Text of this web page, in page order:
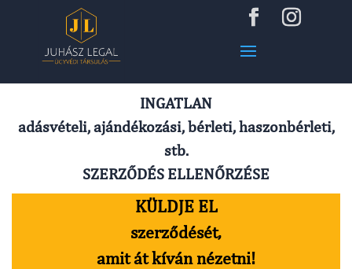
INGATLAN
adásvételi, ajándékozási, bérleti, haszonbérleti,
stb.
SZERZŐDÉS ELLENŐRZÉSE
KÜLDJE EL
szerződését,
amit át kíván nézetni!